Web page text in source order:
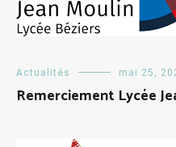
Actualités mai 25,
Remerciement Lycée